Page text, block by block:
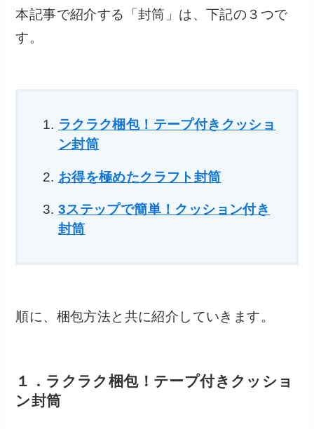
本記事で紹介する「封筒」は、下記の３つで
す。
ラクラク梱包！テープ付きクッショ
ン封筒
お得を極めたクラフト封筒
3ステップで簡単！クッション付き
封筒
順に、梱包方法と共に紹介していきます。
１．ラクラク梱包！テープ付きクッショ
ン封筒